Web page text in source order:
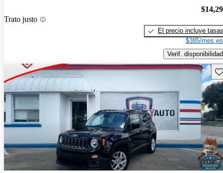
Trato justo
El precio incluye tasas
$385/mes
Verif. disponibilidad